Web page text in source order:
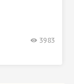
3983